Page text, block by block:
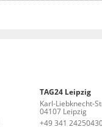
TAG24 Leipzig
Karl-Liebknecht-
04107 Leipzig
+49 341